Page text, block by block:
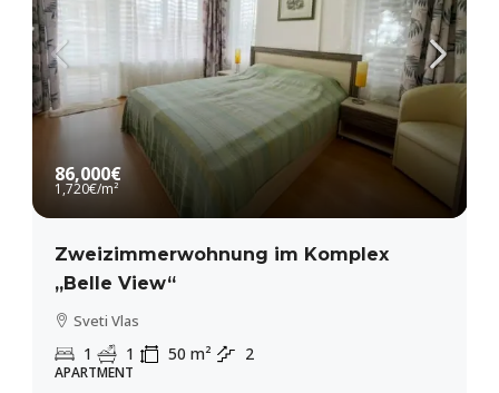
86,000€
1,720€/m²
Zweizimmerwohnung im Komplex
„Belle View“
Sveti Vlas
1 1 50 m² 2
APARTMENT